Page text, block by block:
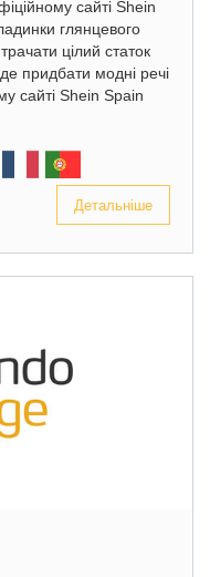
сайті Shein
глянцевого
цілий статок
придбати модні речі
сайті Shein Spain
Детальніше